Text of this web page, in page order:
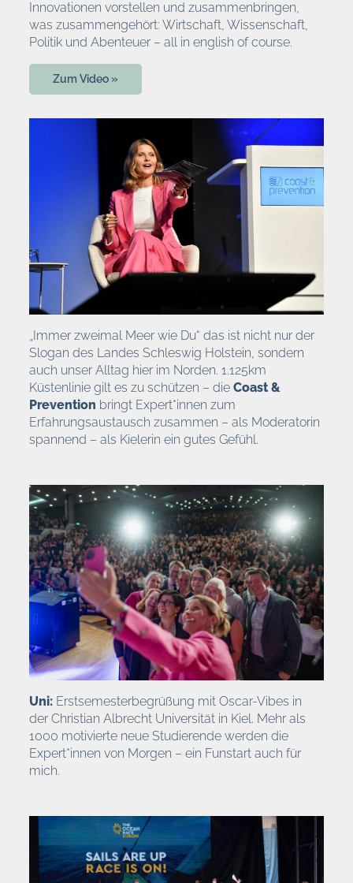
Innovationen vorstellen und zusammenbringen,
was zusammengehört: Wirtschaft, Wissenschaft,
Politik und Abenteuer – all in english of course.
Zum Video »
„Immer zweimal Meer wie Du“ das ist nicht nur der
Slogan des Landes Schleswig Holstein, sondern
auch unser Alltag hier im Norden. 1.125km
Küstenlinie gilt es zu schützen – die Coast &
Prevention bringt Expert*innen zum
Erfahrungsaustausch zusammen – als Moderatorin
spannend – als Kielerin ein gutes Gefühl.
Uni: Erstsemesterbegrüßung mit Oscar-Vibes in
der Christian Albrecht Universität in Kiel. Mehr als
1000 motivierte neue Studierende werden die
Expert*innen von Morgen – ein Funstart auch für
mich.